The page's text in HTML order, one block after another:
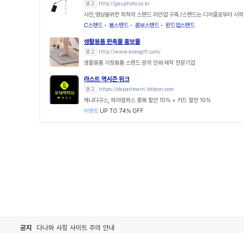
광고 http://gauphoto.co.kr
사진,영상을위한 최적의 스탠드 라인업 구축 /스탠드는 디어콜로부터 시작
C스탠드
붐스탠드 콤보스탠드 윈드업스탠드
생활용품 판촉물 홍보물
광고 http://www.aveogift.com/
생활용품 가정용품 스탠드 문의 인쇄 제작 전문기업
라스트 역시즌 위크
광고 https://department.lotteon.com
캐나다구스, 파라점퍼스 중복 할인 10% + 카드 할인 10%
이벤트 UP TO 74% OFF
공지 다나와 사칭 사이트 주의 안내